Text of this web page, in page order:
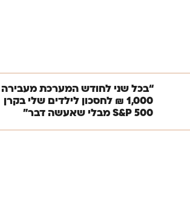
“בכל שני לחודש המערכת מעבירה
1,000 ₪ לחסכון לילדים שלי בקרן
S&P 500 מבלי שאעשה דבר״